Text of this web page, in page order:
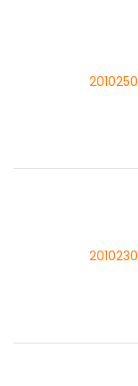
2010250
2010230